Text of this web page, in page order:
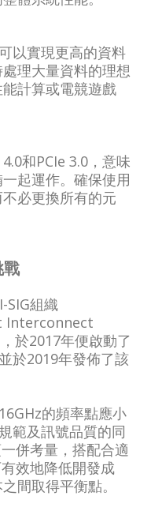
以實現更高的資料
理大量資料的理想
計算或電競遊戲
和PCIe 3.0，意味
起運作。確保使用
必更換所有的元
戰
SIG組織
Interconnect
於2017年便啟動了
於2019年發佈了該
的頻率點應小
範及訊號品質的同
併考量，搭配合適
效地降低開發成
間取得平衡點。